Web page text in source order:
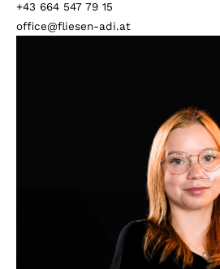
+43 664 547 79 15
office@fliesen-adi.at